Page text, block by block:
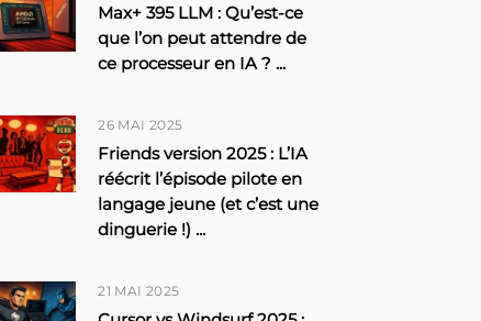
Max+ 395 LLM : Qu’est-ce
que l’on peut attendre de
ce processeur en IA ? ...
26 MAI 2025
Friends version 2025 : L’IA
réécrit l’épisode pilote en
langage jeune (et c’est une
dinguerie !) ...
21 MAI 2025